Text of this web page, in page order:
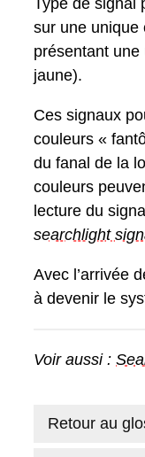
Type de signal
sur une unique
présentant
jaune).
Ces signaux
couleurs «
du fanal de la
couleurs
lecture du
searchlight
Avec l’arrivée
à devenir le
Voir aussi :
Retour au